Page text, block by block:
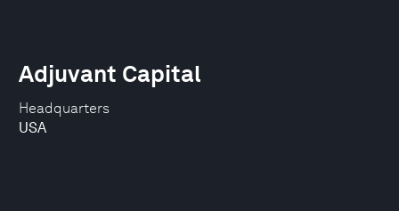
Headquarters
USA
Adjuvant Capital